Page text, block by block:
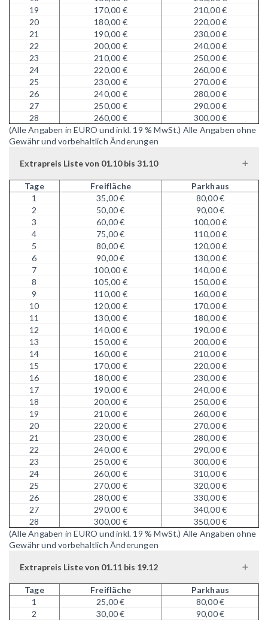
19
170,00 €
210,00 €
20
180,00 €
220,00 €
21
190,00 €
230,00 €
22
200,00 €
240,00 €
23
210,00 €
250,00 €
24
220,00 €
260,00 €
25
230,00 €
270,00 €
26
240,00 €
280,00 €
27
250,00 €
290,00 €
28
260,00 €
300,00 €
(Alle Angaben in EURO und inkl. 19 % MwSt.) Alle Angaben ohne
Gewähr und vorbehaltlich Änderungen
Extrapreis Liste von 01.10 bis 31.10
Tage Freifläche
Parkhaus
1
35,00 €
80,00 €
2
50,00 €
90,00 €
3
60,00 €
100,00 €
4
75,00 €
110,00 €
5
80,00 €
120,00 €
6
90,00 €
130,00 €
7
100,00 €
140,00 €
8
105,00 €
150,00 €
9
110,00 €
160,00 €
10
120,00 €
170,00 €
11
130,00 €
180,00 €
12
140,00 €
190,00 €
13
150,00 €
200,00 €
14
160,00 €
210,00 €
15
170,00 €
220,00 €
16
180,00 €
230,00 €
17
190,00 €
240,00 €
18
200,00 €
250,00 €
19
210,00 €
260,00 €
20
220,00 €
270,00 €
21
230,00 €
280,00 €
22
240,00 €
290,00 €
23
250,00 €
300,00 €
24
260,00 €
310,00 €
25
270,00 €
320,00 €
26
280,00 €
330,00 €
27
290,00 €
340,00 €
28
300,00 €
350,00 €
(Alle Angaben in EURO und inkl. 19 % MwSt.) Alle Angaben ohne
Gewähr und vorbehaltlich Änderungen
Extrapreis Liste von 01.11 bis 19.12
Tage Freifläche
Parkhaus
1
25,00 €
80,00 €
2
30,00 €
90,00 €